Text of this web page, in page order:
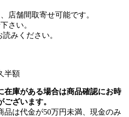
店舗間取寄せ可能です。
さい。
みください。
半額
在庫がある場合は商品確認にお時
ございます。
品は代金が50万円未満、現金のみ